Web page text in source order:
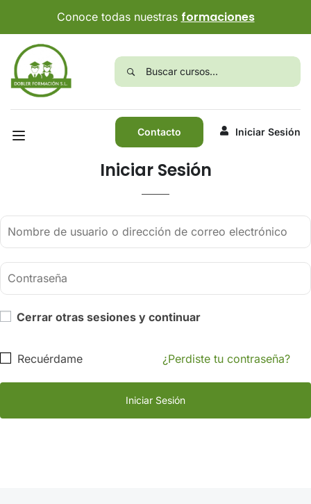
Conoce todas nuestras formaciones
Contacto Iniciar Sesión
Iniciar Sesión
Cerrar otras sesiones y continuar
Alternative:
Recuérdame ¿Perdiste tu contraseña?